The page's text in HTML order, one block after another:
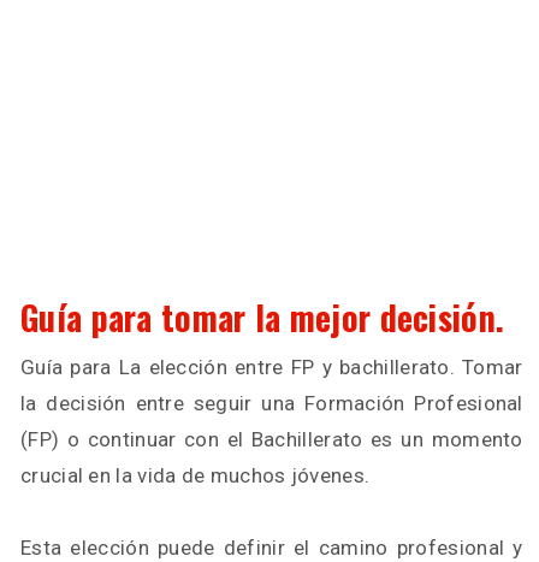
Guía para tomar la mejor decisión.
Guía para La elección entre FP y bachillerato. Tomar
la decisión entre seguir una Formación Profesional
(FP) o continuar con el Bachillerato es un momento
crucial en la vida de muchos jóvenes.
Esta elección puede definir el camino profesional y